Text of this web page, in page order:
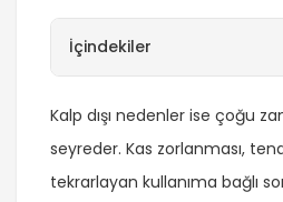
İçindekiler
Kalp dışı nedenler ise çoğu
seyreder. Kas zorlanması,
tekrarlayan kullanıma bağlı